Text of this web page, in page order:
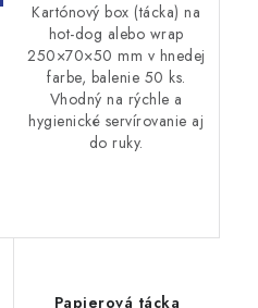
Kartónový box (tácka) na
hot-dog alebo wrap
250×70×50 mm v hnedej
farbe, balenie 50 ks.
Vhodný na rýchle a
hygienické servírovanie aj
do ruky.
Papierová tácka